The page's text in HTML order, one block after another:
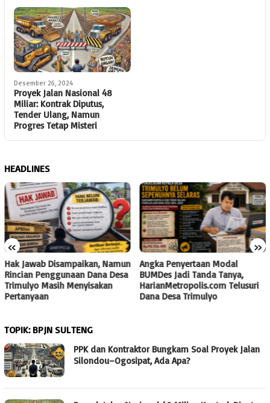
Desember 26, 2024
Proyek Jalan Nasional 48
Miliar: Kontrak Diputus,
Tender Ulang, Namun
Progres Tetap Misteri
HEADLINES
« »
Hak Jawab Disampaikan, Namun
Rincian Penggunaan Dana Desa
Trimulyo Masih Menyisakan
Pertanyaan
Angka Penyertaan Modal
BUMDes Jadi Tanda Tanya,
HarianMetropolis.com Telusuri
Dana Desa Trimulyo
TOPIK: BPJN SULTENG
PPK dan Kontraktor Bungkam Soal Proyek Jalan
Silondou–Ogosipat, Ada Apa?